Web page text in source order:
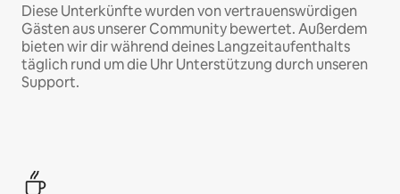
Diese Unterkünfte wurden von vertrauenswürdigen
Gästen aus unserer Community bewertet. Außerdem
bieten wir dir während deines Langzeitaufenthalts
täglich rund um die Uhr Unterstützung durch unseren
Support.